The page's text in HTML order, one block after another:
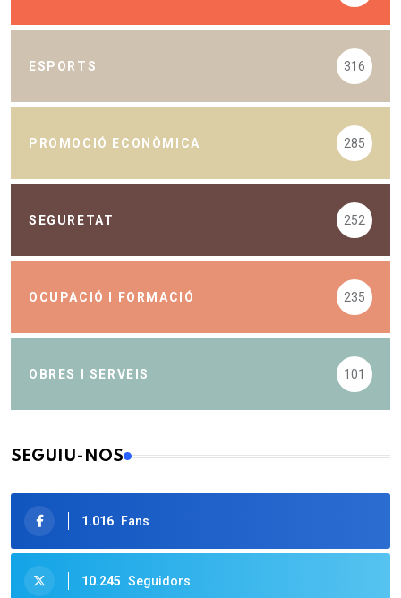
ESPORTS 316
PROMOCIÓ ECONÒMICA 285
SEGURETAT 252
OCUPACIÓ I FORMACIÓ 235
OBRES I SERVEIS 101
SEGUIU-NOS
1.016 Fans
10.245 Seguidors